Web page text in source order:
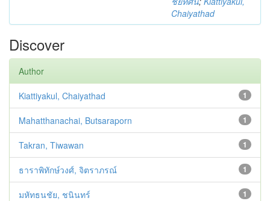
Chaiyathad
Discover
Author
1
Kiattiyakul, Chaiyathad
1
Mahatthanachai, Butsaraporn
1
Takran, Tiwawan
1
ธาราพิทักษ์วงศ์, จิตราภรณ์
1
มหัทธนชัย, ชนินทร์